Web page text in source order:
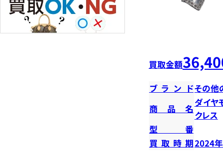
買取金額
ブランドその他
商品名
ダイヤ
クレス
型番
買取時期2024